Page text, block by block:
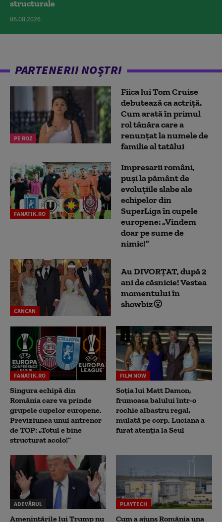
structurale
06.08.2026
PARTENERII NOȘTRI
PE ROZ
Fiica lui Tom Cruise
debutează ca actriță.
Cum arată în primul
rol tânăra care a
renunțat la numele de
familie al tatălui
FANATIK.RO
Impresarii români,
puși la pământ de
evoluțiile slabe ale
echipelor din
SuperLiga în cupele
europene: „Vindem
doar pe sume de
nimic!”
CANCAN
Au DIVORȚAT, după 2
ani de căsnicie! Vestea
momentului în
showbiz😮
FANATIK.RO
Singura echipă din
România care va prinde
grupele cupelor europene.
Previziunea unui antrenor
de TOP: „Totul e bine
structurat acolo!”
FILM NOW
Soția lui Matt Damon,
frumoasa balului într-o
rochie albastru regal,
mulată pe corp. Luciana a
furat atenția la Seul
ADEVĂRUL
Amenințările lui Trump nu
PLAYTECH
Cum a ajuns România una